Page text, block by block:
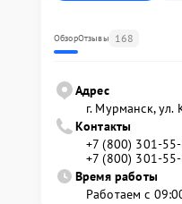
ОбзорОтзывы 168
Адрес
г. Мурманск,
Контакты
+7 (800) 301-
+7 (800) 301-
Время работы
Работаем с